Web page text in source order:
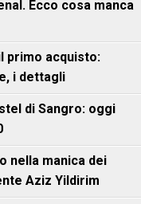
Ecco cosa manca
primo acquisto:
i dettagli
di Sangro: oggi
nella manica dei
Aziz Yildirim